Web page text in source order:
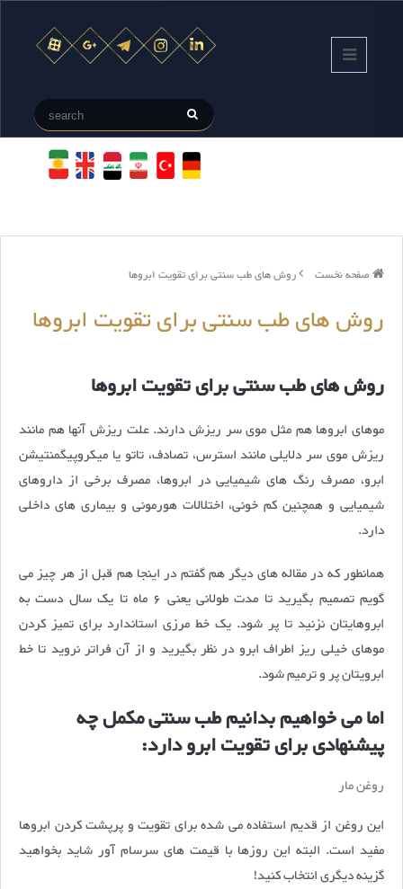
صفحه نخست روش های طب سنتی برای تقویت ابروها
روش های طب سنتی برای تقویت ابروها
روش های طب سنتی برای تقویت ابروها
موهای ابروها هم مثل موی سر ریزش دارند. علت ریزش آنها هم مانند
ریزش موی سر دلایلی مانند استرس، تصادف، تاتو یا میکروپیگمنتیشن
ابرو، مصرف رنگ های شیمیایی در ابروها، مصرف برخی از داروهای
شیمیایی و همچنین کم خونی، اختلالات هورمونی و بیماری های داخلی
دارد.
همانطور که در مقاله های دیگر هم گفتم در اینجا هم قبل از هر چیز می
گویم تصمیم بگیرید تا مدت طولانی یعنی 6 ماه تا یک سال دست به
ابروهایتان نزنید تا پر شود. یک خط مرزی استاندارد برای تمیز کردن
موهای خیلی ریز اطراف ابرو در نظر بگیرید و از آن فراتر نروید تا خط
ابرویتان پر و ترمیم شود.
اما می خواهیم بدانیم طب سنتی مکمل چه
پیشنهادی برای تقویت ابرو دارد:
روغن مار
این روغن از قدیم استفاده می شده برای تقویت و پرپشت کردن ابروها
مفید است. البته این روزها با قیمت های سرسام آور شاید بخواهید
گزینه دیگری انتخاب کنید!